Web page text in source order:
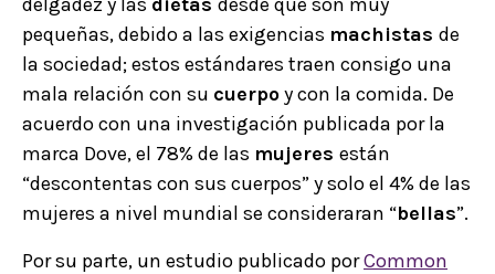
pequeñas, debido a las exigencias machistas de
la sociedad; estos estándares traen consigo una
mala relación con su cuerpoy con la comida. De
acuerdo con una investigación publicada por la
marca Dove, el 78% de las mujeres están
“descontentas con sus cuerpos” y solo el 4% de las
mujeres a nivel mundial se consideraran “bellas”.
Por su parte, un estudio publicado porCommon